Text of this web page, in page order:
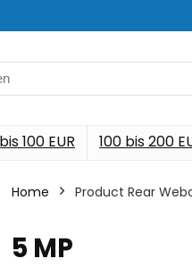
100 EUR 100 bis 200
Home Product Rear
‎5 MP